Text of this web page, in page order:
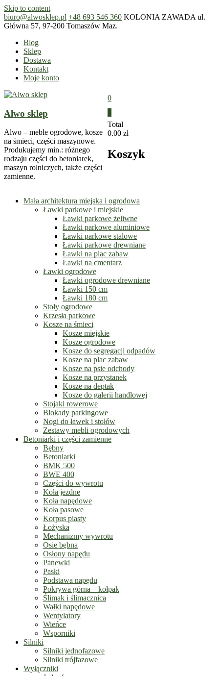
Skip to content
biuro@alwosklep.pl +48 693 546 360 KOLONIA ZAWADA ul.
Główna 57, 97-200 Tomaszów Maz.
Blog
Sklep
Dostawa
Kontakt
Moje konto
Alwo sklep
Alwo – meble ogrodowe, kosze
na śmieci, części maszynowe.
Produkujemy min.: różnego
rodzaju części do betoniarek,
maszyn rolniczych, także części
zamienne.
0
Total
0.00 zł
Koszyk
Mała architektura miejska i ogrodowa
Ławki parkowe i miejskie
Ławki parkowe żeliwne
Ławki parkowe aluminiowe
Ławki parkowe stalowe
Ławki parkowe drewniane
Ławki na plac zabaw
Ławki na cmentarz
Ławki ogrodowe
Ławki ogrodowe drewniane
Ławki 150 cm
Ławki 180 cm
Stoły ogrodowe
Krzesła parkowe
Kosze na śmieci
Kosze miejskie
Kosze ogrodowe
Kosze do segregacji odpadów
Kosze na plac zabaw
Kosze na psie odchody
Kosze na przystanek
Kosze na deptak
Kosze do galerii handlowej
Stojaki rowerowe
Blokady parkingowe
Nogi do ławek i stołów
Zestawy mebli ogrodowych
Betoniarki i części zamienne
Bębny
Betoniarki
BMK 500
BWE 400
Części do wywrotu
Koła jezdne
Koła napędowe
Koła pasowe
Korpus piasty
Łożyska
Mechanizmy wywrotu
Osie bębna
Osłony napędu
Panewki
Paski
Podstawa napędu
Pokrywa górna – kołpak
Ślimak i ślimacznica
Wałki napędowe
Wentylatory
Wieńce
Wsporniki
Silniki
Silniki jednofazowe
Silniki trójfazowe
Wyłączniki